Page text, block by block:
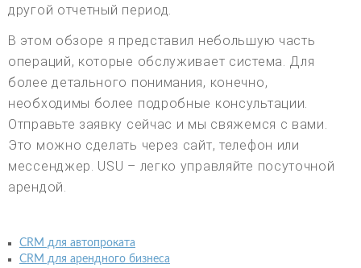
другой отчетный период.
В этом обзоре я представил небольшую часть
операций, которые обслуживает система. Для
более детального понимания, конечно,
необходимы более подробные консультации.
Отправьте заявку сейчас и мы свяжемся с вами.
Это можно сделать через сайт, телефон или
мессенджер. USU – легко управляйте посуточной
арендой.
CRM для автопроката
CRM для арендного бизнеса